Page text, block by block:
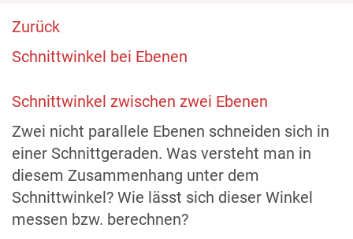
Zurück
Schnittwinkel bei Ebenen
Schnittwinkel zwischen zwei Ebenen
Zwei nicht parallele Ebenen schneiden sich in
einer Schnittgeraden. Was versteht man in
diesem Zusammenhang unter dem
Schnittwinkel? Wie lässt sich dieser Winkel
messen bzw. berechnen?